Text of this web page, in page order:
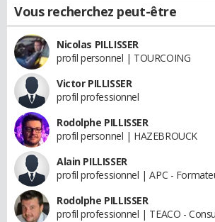
Vous recherchez peut-être
Nicolas PILLISSER
profil personnel | TOURCOING
Victor PILLISSER
profil professionnel
Rodolphe PILLISSER
profil personnel | HAZEBROUCK
Alain PILLISSER
profil professionnel | APC -
Rodolphe PILLISSER
profil professionnel | TEACO -